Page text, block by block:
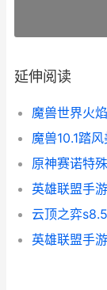
延伸阅读
魔兽10.1踏
英雄联盟手